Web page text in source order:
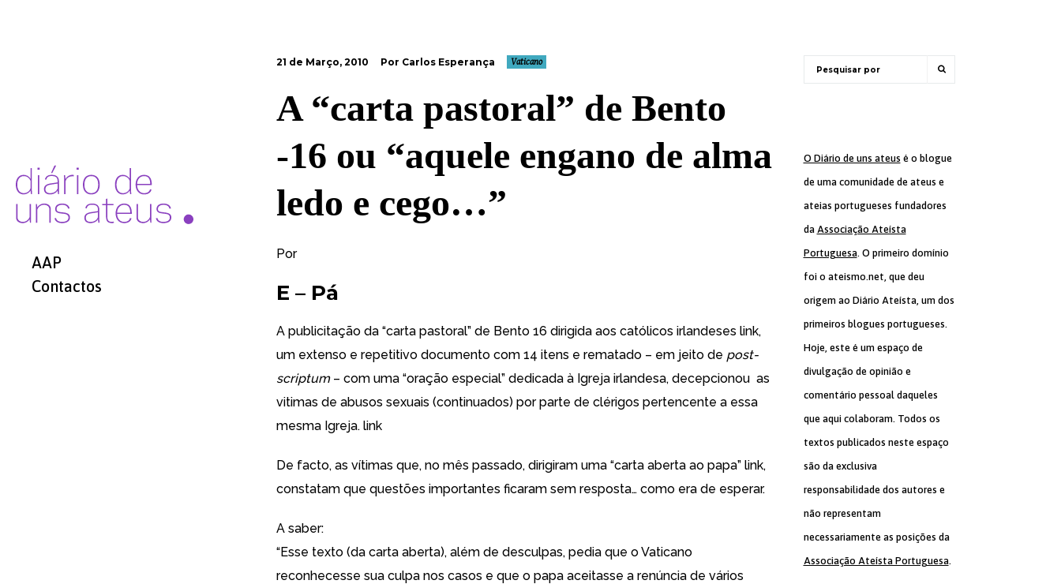
AAP
Contactos
21 de Março, 2010 Por Carlos Esperança Vaticano
A “carta pastoral” de Bento
-16 ou “aquele engano de alma
ledo e cego…”
Por
E – Pá
A publicitação da “carta pastoral” de Bento 16 dirigida aos católicos irlandeses link,
um extenso e repetitivo documento com 14 itens e rematado – em jeito de post-
scriptum– com uma “oração especial” dedicada à Igreja irlandesa, decepcionou as
vitimas de abusos sexuais (continuados) por parte de clérigos pertencente a essa
mesma Igreja. link
De facto, as vítimas que, no mês passado, dirigiram uma “carta aberta ao papa” link,
constatam que questões importantes ficaram sem resposta… como era de esperar.
A saber:
“Esse texto (da carta aberta), além de desculpas, pedia que o Vaticano
reconhecesse sua culpa nos casos e que o papa aceitasse a renúncia de vários
O Diário de uns ateus é o blogue
de uma comunidade de ateus e
ateias portugueses fundadores
da Associação Ateísta
Portuguesa. O primeiro domínio
foi o ateismo.net, que deu
origem ao Diário Ateísta, um dos
primeiros blogues portugueses.
Hoje, este é um espaço de
divulgação de opinião e
comentário pessoal daqueles
que aqui colaboram. Todos os
textos publicados neste espaço
são da exclusiva
responsabilidade dos autores e
não representam
necessariamente as posições da
Associação Ateísta Portuguesa.